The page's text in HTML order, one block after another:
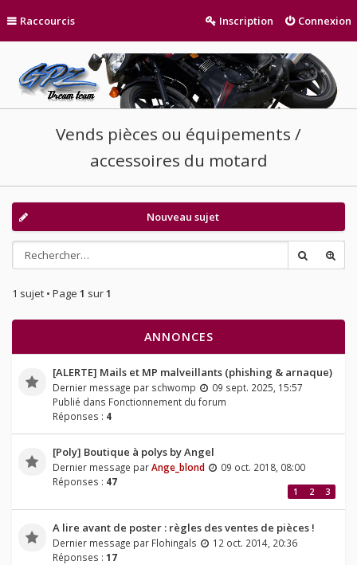
Raccourcis Connexion
Inscription
Vends pièces ou équipements /
accessoires du motard
Nouveau sujet
1 sujet • Page 1 sur1
ANNONCES
[ALERTE] Mails et MP malveillants (phishing & arnaque)
Dernier message par schwomp
09 sept. 2025, 15:57
Publié dans Fonctionnement du forum
Réponses : 4
[Poly] Boutique à polys by Angel
Dernier message parAnge_blond
09 oct. 2018, 08:00
Réponses : 47
1 2 3
A lire avant de poster : règles des ventes de pièces !
Dernier message par Flohingals
12 oct. 2014, 20:36
Réponses : 17